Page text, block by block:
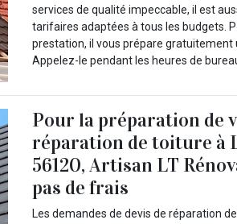
services de qualité impeccable, il est
tarifaires adaptées à tous les budgets.
prestation, il vous prépare gratuitement
Appelez-le pendant les heures de
Pour la préparation de
réparation de toiture à
56120, Artisan LT
pas de frais
Les demandes de devis de réparation